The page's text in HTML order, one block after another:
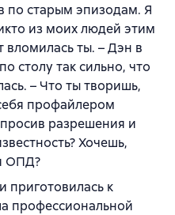
по старым эпизодам. Я
из моих людей этим
вломилась ты. – Дэн в
столу так сильно, что
– Что ты творишь,
профайлером
разрешения и
Хочешь,
ОПД?
приготовилась к
профессиональной